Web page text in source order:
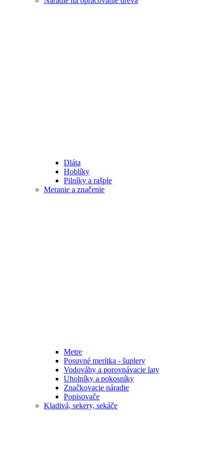
Dláta
Hoblíky
Pilníky a rašple
Meranie a značenie
Metre
Posuvné merítka - šuplery
Vodováhy a porovnávacie laty
Uholníky a pokosníky
Značkovacie náradie
Popisovače
Kladivá, sekery, sekáče